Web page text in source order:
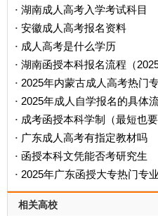
· 湖南成人高考入学考试科目
· 安徽成人高考报名资料
· 成人高考是什么学历
· 湖南函授本科报名流程（2025
· 2025年内蒙古成人高考热门
· 2025年成人自学报名的具体
· 成考函授本科学制（最短也要
· 广东成人高考有指定教材吗
· 函授本科文凭能否考研究生
· 2025年广东函授大专热门专
相关高校